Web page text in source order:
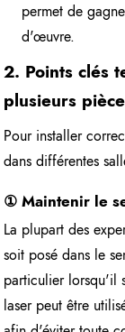
permet de
d'œuvre.
2. Points clés
plusieurs
Pour installer
dans différentes
① Maintenir le
La plupart des
soit posé dans le
particulier lorsqu'il
laser peut être